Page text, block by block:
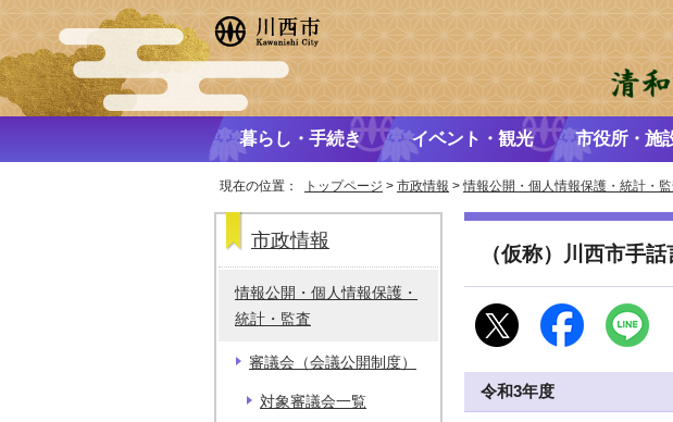
暮らし・手続き イベント・観光 市役所・施
現在の位置： トップページ > 市政情報 >情報公開・個人情報保護・統計・
（仮称）川西市手
令和3年度
市政情報
情報公開・個人情報保護・
統計・監査
審議会（会議公開制度）
対象審議会一覧